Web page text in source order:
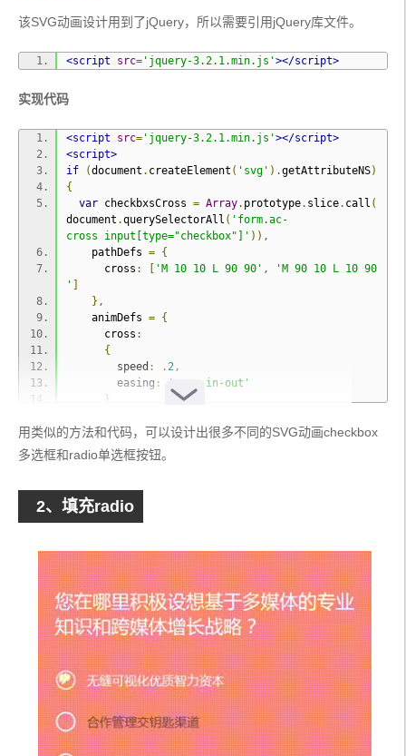
  border
-radius: 50%;
.ac-
.
}
.ac
-
custom input
fore,
.ac-
custom input [type="radio"]: checked
  opacity
: 0.8
;
}
/* SVG 样式 */
custom svg
  position
: absolute
40px;
  height
  margin
-top : -20px;
  left
: 5px;
  pointer
- events
.ac-custom svg path
  stroke
-linecap: round;
  stroke
-linejoin: round;
  fill
: none;
}
该SVG动画设计用到了jQuery，所以需要引用jQuery库文件。
<script src= 'jquery-3.2.1.min.js'></script>
实现代码
<script src= 'jquery-3.2.1.min.js'></script>
<script>
if
(document . createElement ( 'svg' ).getAttributeNS)
{
var checkbxsCross = Array. prototype. slice. call (
document .querySelectorAll ( 'form.ac-
cross input[type="checkbox"]' )),
pathDefs = {
cross : 'M 10 10 L 90 90' ,
'M 90 10 L 10 90
'
},
animDefs = {
cross :
{
speed : . 2,
easing :
'ease-in-out'
}
function createSVGEl
w.w3.org/2000/svg"
if (def
wBox);
svg.setAttributeNS(null, 'preserveAspectRat
io', def.preserveAspectRatio);
}
else
{
svg.setAttributeNS(null, 'viewBox', '0 0 10
0 100');
}
svg.setAttribute('xmlns', 'http://www.w3.org/
2000/svg');
return svg;
用类似的方法和代码，可以设计出很多不同的SVG动画checkbox
多选框和radio单选框按钮。
2、填充radio